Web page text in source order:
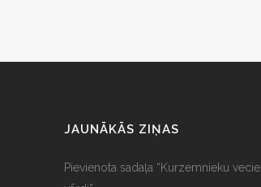
JAUNĀKĀS ZIŅAS
Pievienota sadaļa “Kurzemnieku vecie